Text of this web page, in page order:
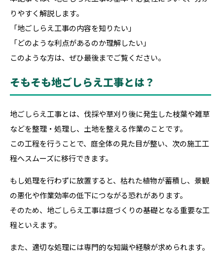
りやすく解説します。
「地ごしらえ工事の内容を知りたい」
「どのような利点があるのか理解したい」
このような方は、ぜひ最後までご覧ください。
そもそも地ごしらえ工事とは？
地ごしらえ工事とは、伐採や草刈り後に発生した枝葉や雑草
などを整理・処理し、土地を整える作業のことです。
この工程を行うことで、庭全体の見た目が整い、次の施工工
程へスムーズに移行できます。
もし処理を行わずに放置すると、枯れた植物が蓄積し、景観
の悪化や作業効率の低下につながる恐れがあります。
そのため、地ごしらえ工事は庭づくりの基礎となる重要な工
程といえます。
また、適切な処理には専門的な知識や経験が求められます。